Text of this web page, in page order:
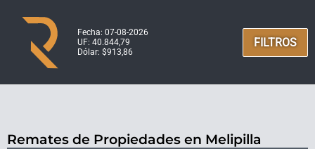
Fecha: 07-08-2026
UF: 40.844,79
Dólar: $913,86
FILTROS
Remates de Propiedades en Melipilla